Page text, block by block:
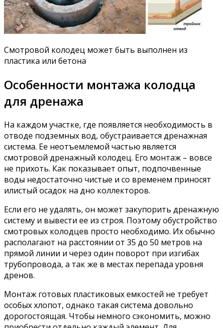
Смотровой колодец может быть выполнен из
пластика или бетона
Особенности монтажа колодца
для дренажа
На каждом участке, где появляется необходимость в
отводе подземных вод, обустраивается дренажная
система. Ее неотъемлемой частью является
смотровой дренажный колодец. Его монтаж – вовсе
не прихоть. Как показывает опыт, подпочвенные
воды недостаточно чистые и со временем приносят
илистый осадок на дно коллекторов.
Если его не удалять, он может закупорить дренажную
систему и вывести ее из строя. Поэтому обустройство
смотровых колодцев просто необходимо. Их обычно
располагают на расстоянии от 35 до 50 метров на
прямой линии и через один поворот при изгибах
трубопровода, а так же в местах перепада уровня
дренов.
Монтаж готовых пластиковых емкостей не требует
особых хлопот, однако такая система довольно
дорогостоящая. Чтобы немного сэкономить, можно